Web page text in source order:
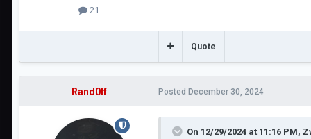
21
Quote
Rand0lf Posted December 30, 2024
On 12/29/2024 at 11:16 PM,